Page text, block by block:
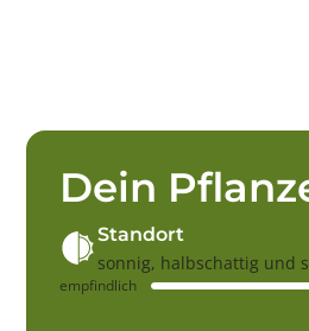
Dein
Standort
sonnig, halbschattig und
empfindlich